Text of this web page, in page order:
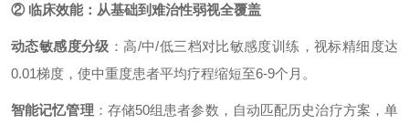
② 临床效能：从基础到难治性弱视全覆盖
动态敏感度分级 ：高/中/低三档对比敏感度训练，视标精细度达
0.01梯度，使中重度患者平均疗程缩短至6-9个月。
智能记忆管理 ：存储50组患者参数，自动匹配历史治疗方案，单